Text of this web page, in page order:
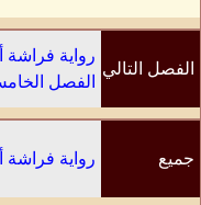
الفصل التالي
رواية فراشة
الفصل
جميع رواية فراشة